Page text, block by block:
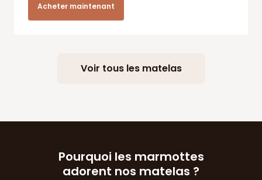
Acheter maintenant
Voir tous les matelas
Pourquoi les marmottes
adorent nos matelas ?